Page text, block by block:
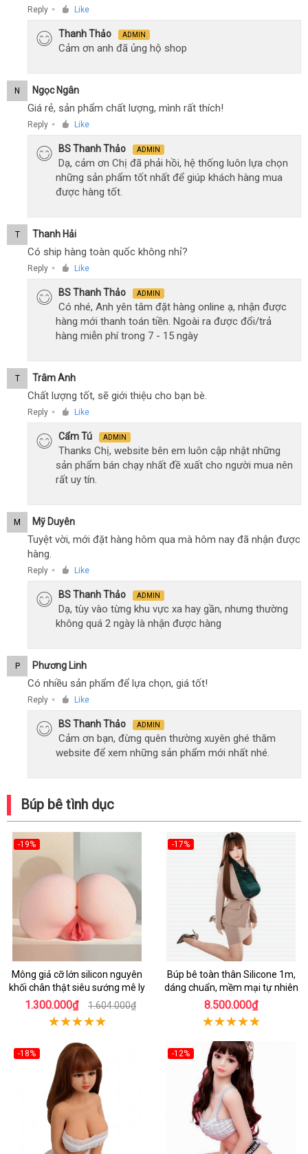
Reply ● Like
Thanh Thảo ADMIN
Cảm ơn anh đã ủng hộ shop
N Ngọc Ngân
Giá rẻ, sản phẩm chất lượng, mình rất thích!
Reply ● Like
BS Thanh Thảo ADMIN
Dạ, cảm ơn Chị đã phải hồi, hệ thống luôn lựa chọn
những sản phẩm tốt nhất để giúp khách hàng mua
được hàng tốt.
T Thanh Hải
Có ship hàng toàn quốc không nhỉ?
Reply ● Like
BS Thanh Thảo ADMIN
Có nhé, Anh yên tâm đặt hàng online ạ, nhận được
hàng mới thanh toán tiền. Ngoài ra được đổi/trả
hàng miễn phí trong 7 - 15 ngày
T Trâm Anh
Chất lượng tốt, sẽ giới thiệu cho bạn bè.
Reply ● Like
Cẩm Tú ADMIN
Thanks Chị, website bên em luôn cập nhật những
sản phẩm bán chạy nhất đề xuất cho người mua nên
rất uy tín.
M Mỹ Duyên
Tuyệt vời, mới đặt hàng hôm qua mà hôm nay đã nhận được
hàng.
Reply ● Like
BS Thanh Thảo ADMIN
Dạ, tùy vào từng khu vực xa hay gần, nhưng thường
không quá 2 ngày là nhận được hàng
P Phương Linh
Có nhiều sản phẩm để lựa chọn, giá tốt!
Reply ● Like
BS Thanh Thảo ADMIN
Cảm ơn bạn, đừng quên thường xuyên ghé thăm
website để xem những sản phẩm mới nhất nhé.
Búp bê tình dục
-19%
Mông giả cỡ lớn silicon nguyên
khối chân thật siêu sướng mê ly
1.300.000₫ 1.604.000₫
-17%
Búp bê toàn thân Silicone 1m,
dáng chuẩn, mềm mại tự nhiên
8.500.000₫
-18% -12%